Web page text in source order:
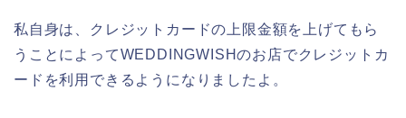
私自身は、クレジットカードの上限金額を上げてもら
うことによってWEDDINGWISHのお店でクレジットカ
ードを利用できるようになりましたよ。